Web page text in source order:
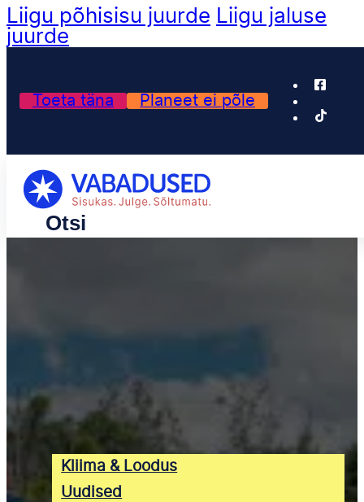
Liigu põhisisu juurde Liigu jaluse
juurde
Toeta täna Planeet ei põle
Kliima & Loodus
Uudised